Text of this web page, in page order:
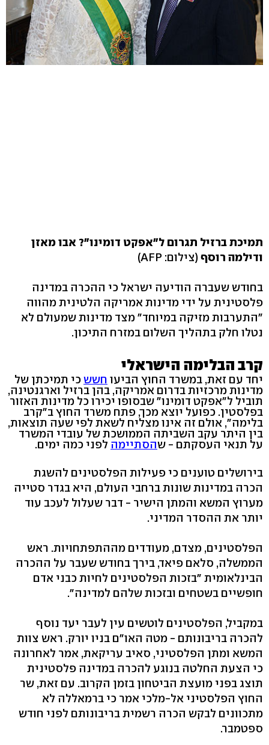
תמיכת ברזיל תגרום ל"אפקט דומינו"? אבו מאזן
ודילמה רוסף (צילום: AFP)
בחודש שעברה הודיעה ישראל כי ההכרה במדינה
פלסטינית על ידי מדינות אמריקה הלטינית מהווה
"התערבות מזיקה במיוחד" מצד מדינות שמעולם לא
נטלו חלק בתהליך השלום במזרח התיכון.
קרב הבלימה הישראלי
יחד עם זאת, במשרד החוץ הביעו חששכי תמיכתן של
מדינות מרכזיות בדרום אמריקה, בהן ברזיל וארגנטינה,
תוביל ל"אפקט דומינו" שבסופו יכירו כל מדינות האזור
בפלסטין. כפועל יוצא מכך, פתח משרד החוץ ב"קרב
בלימה", אולם זה אינו מצליח לשאת לפי שעה תוצאות,
בין היתר עקב השביתה הממושכת של עובדי המשרד
על תנאי העסקתם - שהסתיימה לפני כמה ימים.
בירושלים טוענים כי פעילות הפלסטינים להשגת
הכרה במדינות שונות ברחבי העולם, היא בגדר סטייה
מערוץ המשא והמתן הישיר - דבר שעלול לעכב עוד
יותר את ההסדר המדיני.
הפלסטינים, מצדם, מעודדים מההתפתחויות. ראש
הממשלה, סלאם פיאד, בירך בחודש שעבר על ההכרה
הבינלאומית "בזכות הפלסטינים לחיות כבני אדם
חופשיים בשטחים ובזכות שלהם למדינה".
במקביל, הפלסטינים לוטשים עין לעבר יעד נוסף
להכרה בריבונותם - מטה האו"ם בניו יורק. ראש צוות
המשא ומתן הפלסטיני, סאיב עריקאת, אמר לאחרונה
כי הצעת החלטה בנוגע להכרה במדינה פלסטינית
תוצג בפני מועצת הביטחון בזמן הקרוב. עם זאת, שר
החוץ הפלסטיני אל-מלכי אמר כי ברמאללה לא
מתכוונים לבקש הכרה רשמית בריבונותם לפני חודש
ספטמבר.